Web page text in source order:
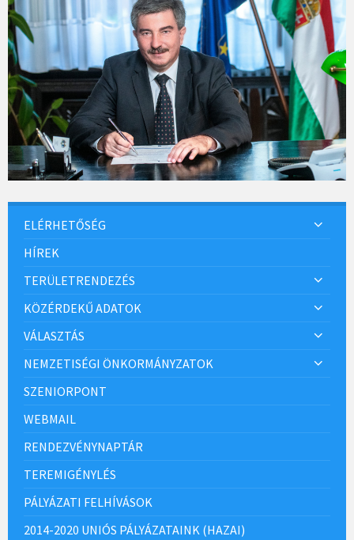
ELÉRHETŐSÉG
HÍREK
TERÜLETRENDEZÉS
KÖZÉRDEKŰ ADATOK
VÁLASZTÁS
NEMZETISÉGI ÖNKORMÁNYZATOK
SZENIORPONT
WEBMAIL
RENDEZVÉNYNAPTÁR
TEREMIGÉNYLÉS
PÁLYÁZATI FELHÍVÁSOK
2014-2020 UNIÓS PÁLYÁZATAINK (HAZAI)